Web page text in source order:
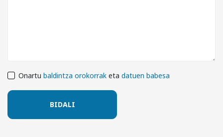
Onartu baldintza orokorrak eta datuen babesa